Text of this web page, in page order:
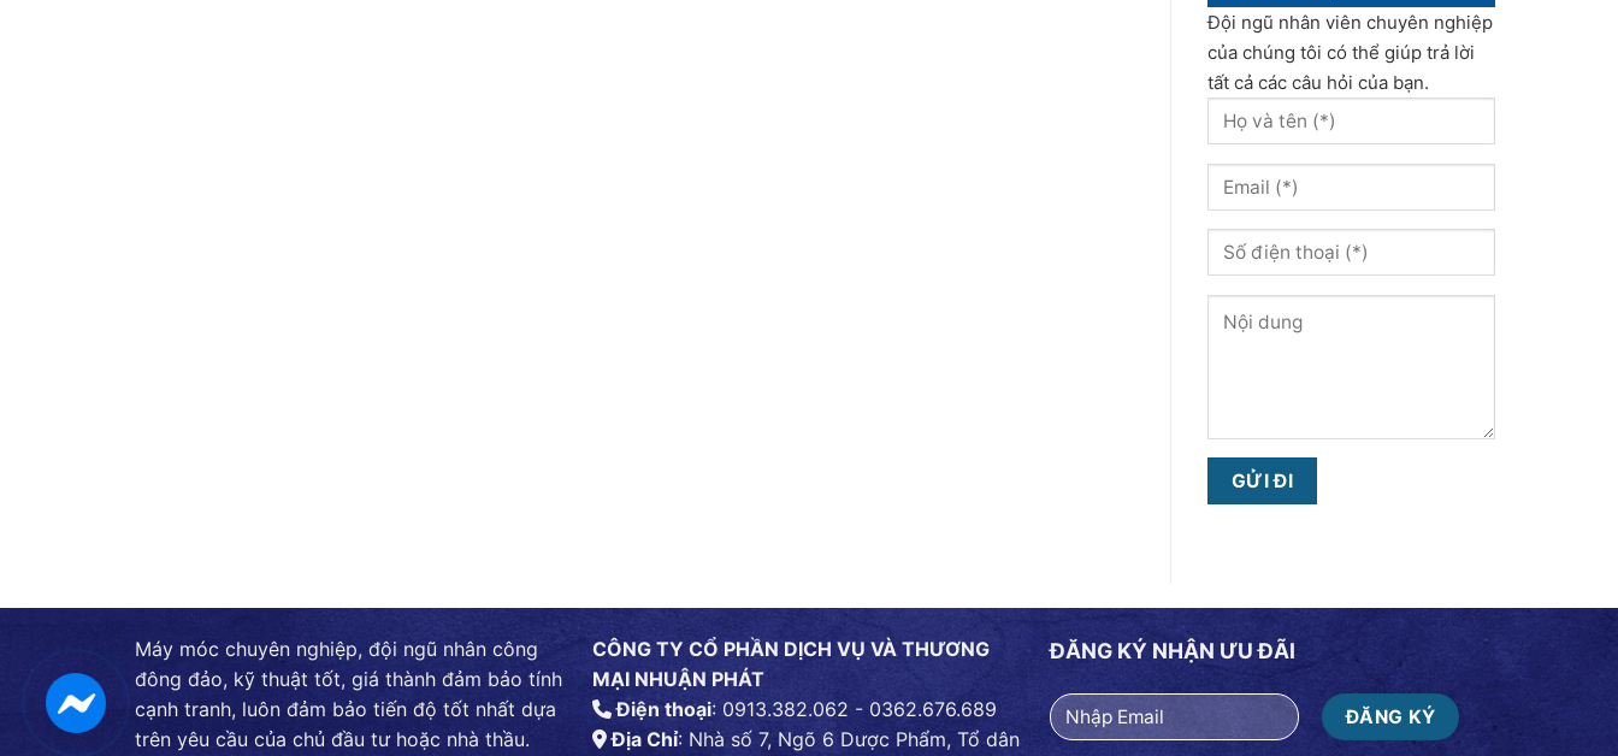
Đội ngũ nhân viên chuyên nghiệp
của chúng tôi có thể giúp trả lời
tất cả các câu hỏi của bạn.
Máy móc chuyên nghiệp, đội ngũ nhân công
đông đảo, kỹ thuật tốt, giá thành đảm bảo tính
cạnh tranh, luôn đảm bảo tiến độ tốt nhất dựa
trên yêu cầu của chủ đầu tư hoặc nhà thầu.
CÔNG TY CỔ PHẦN DỊCH VỤ VÀ THƯƠNG
MẠI NHUẬN PHÁT
Điện thoại: 0913.382.062 - 0362.676.689
Địa Chỉ: Nhà số 7, Ngõ 6 Dược Phẩm, Tổ dân
ĐĂNG KÝ NHẬN ƯU ĐÃI